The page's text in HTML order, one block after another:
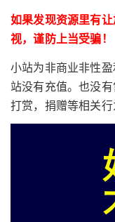
如果发现资源里有
视，谨防上当受骗！
小站为非商业非性
站没有充值。也没
打赏，捐赠等相关